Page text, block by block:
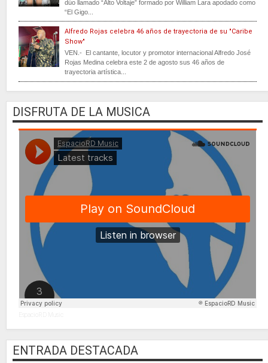
dúo llamado “Alto Voltaje” formado por William Lara apodado como
“El Gigo...
Alfredo Rojas celebra 46 años de trayectoria de su "Caribe
Show"
VEN.- El cantante, locutor y promotor internacional Alfredo José
Rojas Medina celebra este 2 de agosto sus 46 años de
trayectoria artística...
DISFRUTA DE LA MUSICA
EspacioRD Music
ENTRADA DESTACADA